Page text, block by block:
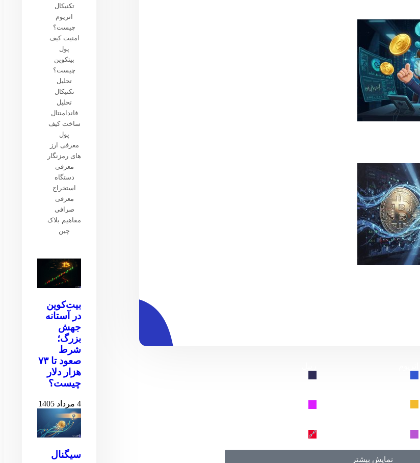
🔗
نمایش بیشتر
تکنیکال
اتریوم
چیست؟
امنیت کیف
پول
بیتکوین
چیست؟
تحلیل
تکنیکال
تحلیل
فاندامنتال
ساخت کیف
پول
معرفی ارز
های رمزنگار
معرفی
دستگاه
استخراج
معرفی
صرافی
مفاهیم بلاک
چین
بیت‌کوین
در آستانه
جهش
بزرگ؛
شرط
صعود تا ۷۳
هزار دلار
چیست؟
4 مرداد 1405
سیگنال